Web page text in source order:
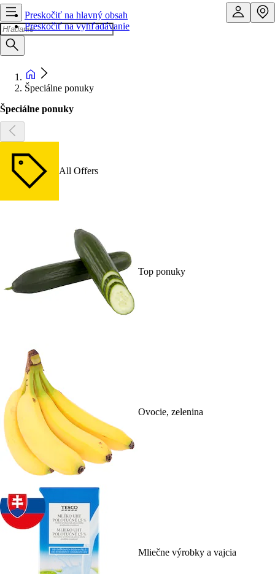
Preskočiť na hlavný obsah
Preskočiť na vyhľadávanie
Špeciálne ponuky
Špeciálne ponuky
All Offers
Top ponuky
Ovocie, zelenina
Mliečne výrobky a vajcia